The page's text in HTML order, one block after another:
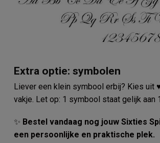
Extra optie: symbolen
Liever een klein symbool erbij? Kies
vakje. Let op: 1 symbool staat gelijk aan
✨ Bestel vandaag nog jouw Sixties
een persoonlijke en praktische plek.